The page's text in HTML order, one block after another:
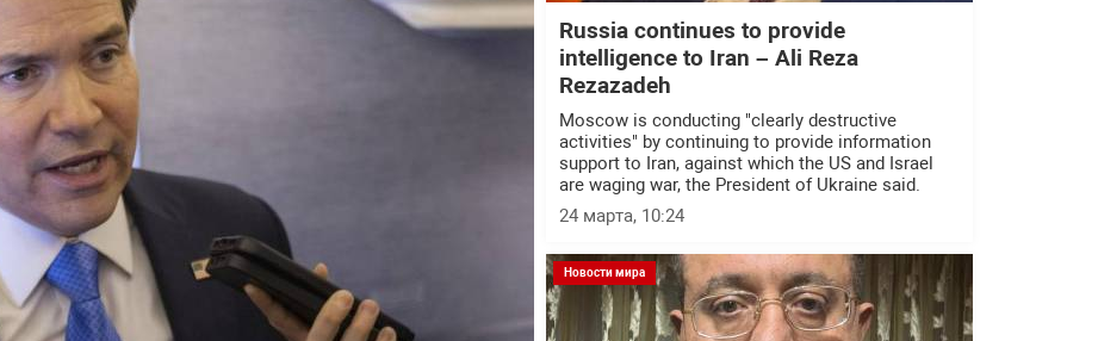
Russia continues to provide
intelligence to Iran – Ali Reza
Rezazadeh
Moscow is conducting "clearly destructive
activities" by continuing to provide information
support to Iran, against which the US and Israel
are waging war, the President of Ukraine said.
24 марта, 10:24
Новости мира